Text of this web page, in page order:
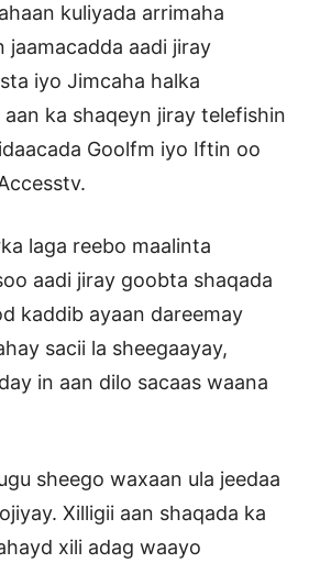
kuliyada arrimaha
jaamacadda aadi jiray
iyo Jimcaha halka
aan ka shaqeyn jiray telefishin
Goolfm iyo Iftin oo
laga reebo maalinta
aadi jiray goobta shaqada
kaddib ayaan dareemay
sacii la sheegaayay,
in aan dilo sacaas waana
sheego waxaan ula jeedaa
Xilligii aan shaqada ka
xili adag waayo